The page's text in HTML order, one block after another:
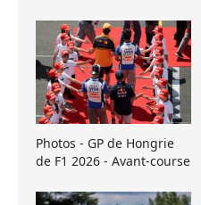
Photos - GP de Hongrie
de F1 2026 - Avant-course